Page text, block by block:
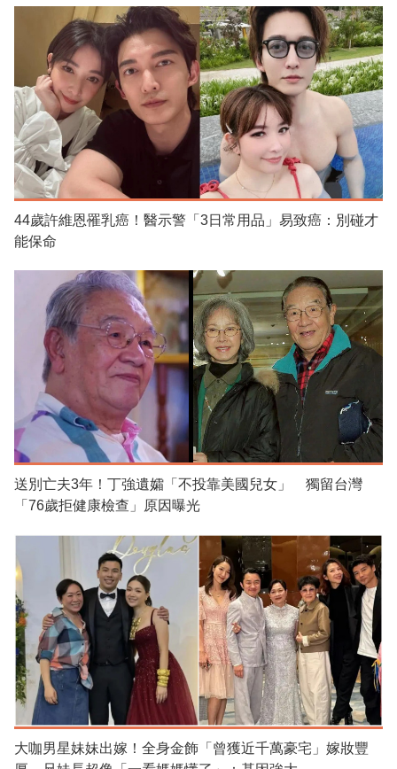
44歲許維恩罹乳癌！醫示警「3日常用品」易致癌：別碰才
能保命
送別亡夫3年！丁強遺孀「不投靠美國兒女」 獨留台灣
「76歲拒健康檢查」原因曝光
大咖男星妹妹出嫁！全身金飾「曾獲近千萬豪宅」嫁妝豐